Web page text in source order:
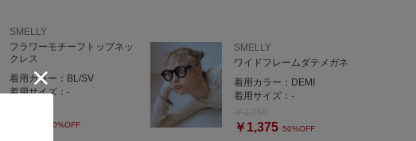
イージーパンツ
しく、
に着用いただける
のパンツ🪴
パンツコーデを楽しめます◎
SMELLY
フラワーモチーフトップネッ
クレス
着用カラー： BL/SV
着用サイズ： -
50%OFF
SMELLY
ワイドフレームダテメガネ
着用カラー： DEMI
着用サイズ： -
￥1,375 50%OFF